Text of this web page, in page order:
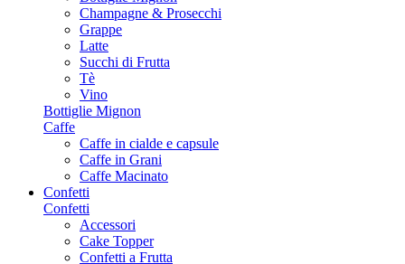
Champagne & Prosecchi
Grappe
Latte
Succhi di Frutta
Tè
Vino
Bottiglie Mignon
Caffe
Caffe in cialde e capsule
Caffe in Grani
Caffe Macinato
Confetti
Confetti
Accessori
Cake Topper
Confetti a Frutta